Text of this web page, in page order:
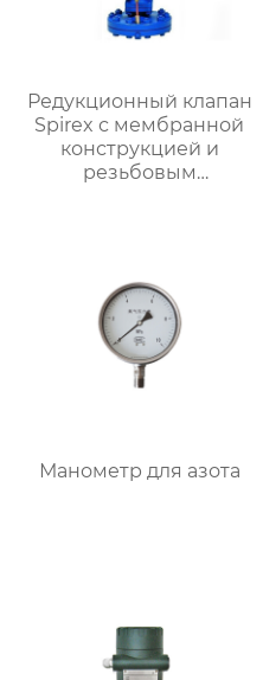
Редукционный клапан
Spirex с мембранной
конструкцией и
резьбовым
Манометр для азота